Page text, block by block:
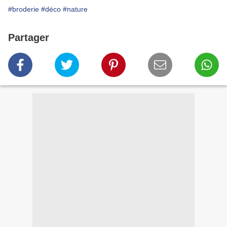
#broderie #déco #nature
Partager